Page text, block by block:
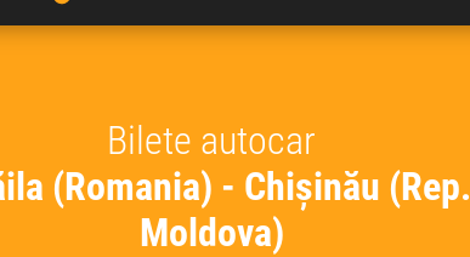
Bilete autocar
(Romania) - Chișinău (Rep.
Moldova)